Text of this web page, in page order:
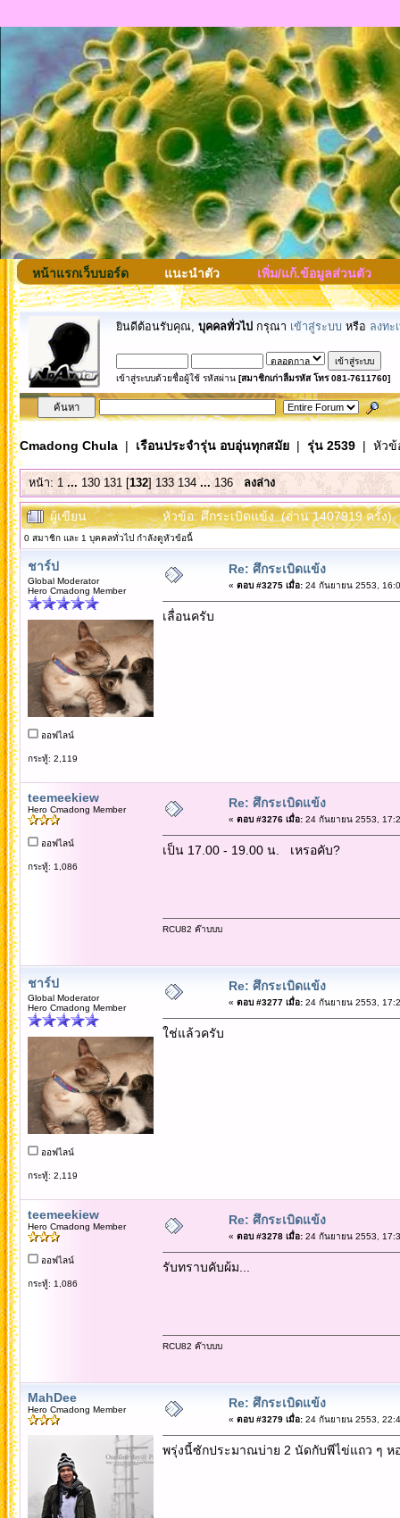
หน้าแรกเว็บบอร์ด แนะนำตัว เพิ่ม/แก้.ข้อมูลส่วนตัว
ยินดีต้อนรับคุณ, บุคคลทั่วไป กรุณา เข้าสู่ระบบ หรือ ลงทะ
เข้าสู่ระบบด้วยชื่อผู้ใช้ รหัสผ่าน [สมาชิกเก่าลืมรหัส โทร 081-7611760]
Cmadong Chula| เรือนประจำรุ่น อบอุ่นทุกสมัย| รุ่น 2539| หัวข้
หน้า:1 ... 130 131 [132]133 134 ...136 ลงล่าง
ผู้เขียน หัวข้อ: ศึกระเบิดแข้ง (อ่าน 1407919 ครั้ง)
0 สมาชิก และ 1 บุคคลทั่วไป กำลังดูหัวข้อนี้
ชาร์ป
Global Moderator
Hero Cmadong Member
ออฟไลน์
กระทู้: 2,119
Re: ศึกระเบิดแข้ง
« ตอบ #3275 เมื่อ:24 กันยายน 2553,
เลื่อนครับ
teemeekiew
Hero Cmadong Member
ออฟไลน์
กระทู้: 1,086
Re: ศึกระเบิดแข้ง
« ตอบ #3276 เมื่อ:24 กันยายน 2553,
เป็น 17.00 - 19.00 น. เหรอคับ?
RCU82 ค๊าบบบ
ชาร์ป
Global Moderator
Hero Cmadong Member
ออฟไลน์
กระทู้: 2,119
Re: ศึกระเบิดแข้ง
« ตอบ #3277 เมื่อ:24 กันยายน 2553,
ใช่แล้วครับ
teemeekiew
Hero Cmadong Member
ออฟไลน์
กระทู้: 1,086
Re: ศึกระเบิดแข้ง
« ตอบ #3278 เมื่อ:24 กันยายน 2553,
รับทราบคับผ้ม...
RCU82 ค๊าบบบ
MahDee
Hero Cmadong Member Re: ศึกระเบิดแข้ง
« ตอบ #3279 เมื่อ:24 กันยายน 2553,
พรุ่งนี้ซักประมาณบ่าย 2 นัดกับพีไข่แถว ๆ ห